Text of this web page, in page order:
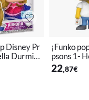
Disney Pr
Durmie
- Figura
¡Funko
psons 1-
pson - Los
Figura de
22,87€